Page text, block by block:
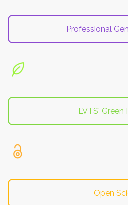
Professional
LVTS' Green
Open